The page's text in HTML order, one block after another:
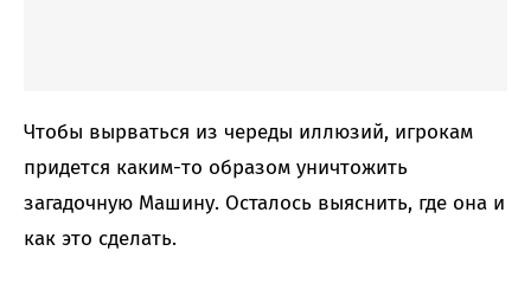
Чтобы вырваться из череды иллюзий, игрокам
придется каким-то образом уничтожить
загадочную Машину. Осталось выяснить, где она и
как это сделать.